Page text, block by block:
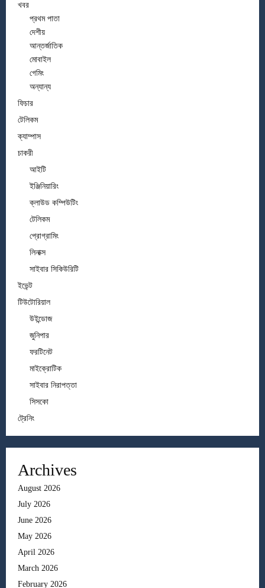
খবর
প্রথম পাতা
দেশীয়
আন্তর্জাতিক
মোবাইল
গেমিং
অন্যান্য
ফিচার
টেলিকম
ক্যাম্পাস
চাকরী
আইটি
ইঞ্জিনিয়ারিং
ক্লাউড কম্পিউটিং
টেলিকম
প্রোগ্রামিং
লিনাক্স
সাইবার সিকিউরিটি
ইভেন্ট
টিউটোরিয়াল
উইন্ডোজ
জুনিপার
ফরটিনেট
মাইক্রোটিক
সাইবার নিরাপত্তা
সিসকো
ট্রেনিং
Archives
August 2026
July 2026
June 2026
May 2026
April 2026
March 2026
February 2026